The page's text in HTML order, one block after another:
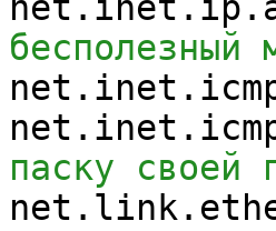
бесполезный
паску своей